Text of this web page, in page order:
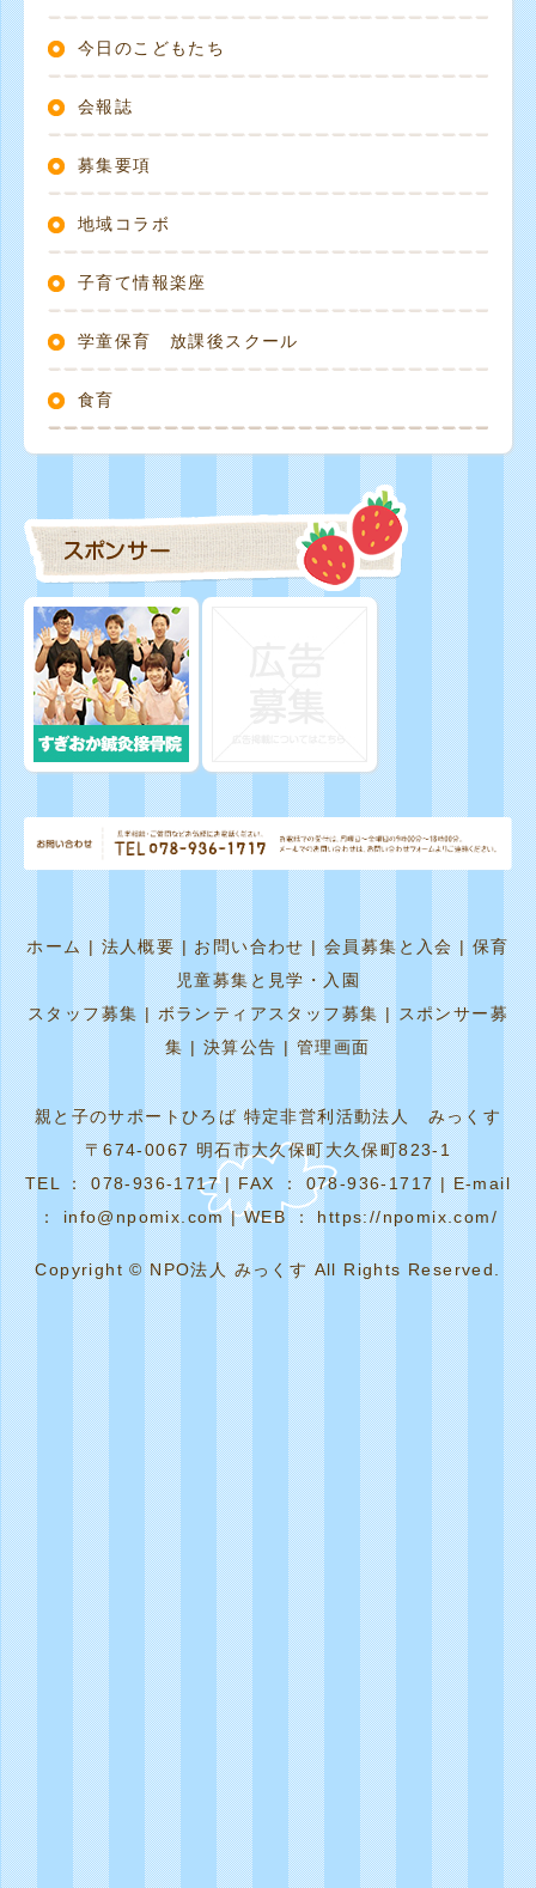
今日のこどもたち
会報誌
募集要項
地域コラボ
子育て情報楽座
学童保育 放課後スクール
食育
ホーム|法人概要| お問い合わせ|会員募集と入会|保育
児童募集と見学・入園
スタッフ募集 |ボランティアスタッフ募集| スポンサー募
集 |決算公告 |管理画面
親と子のサポートひろば 特定非営利活動法人 みっくす
〒674-0067 明石市大久保町大久保町823-1
TEL ： 078-936-1717 | FAX ： 078-936-1717 | E-mail
： info@npomix.com | WEB ： https://npomix.com/
Copyright © NPO法人 みっくす All Rights Reserved.